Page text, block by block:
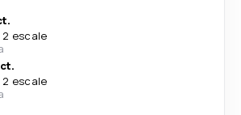
2 escale
2 escale